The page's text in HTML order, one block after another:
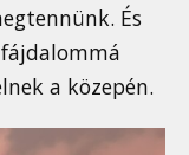
És
a közepén.